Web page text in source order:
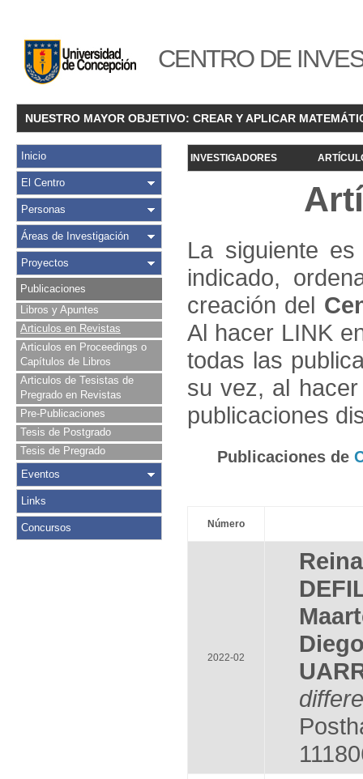
CENTRO DE
NUESTRO MAYOR OBJETIVO: CREAR Y APLICAR
Inicio
El Centro
Personas
Áreas de Investigación
Proyectos
Publicaciones
Libros y Apuntes
Articulos en Revistas
Articulos en Proceedings o
Capítulos de Libros
Articulos de Tesistas de
Pregrado en Revistas
Pre-Publicaciones
Tesis de Postgrado
Tesis de Pregrado
Eventos
Links
Concursos
INVESTIGADORES
La siguiente
indicado,
creación del
Al hacer LINK
todas las
su vez, al
publicaciones
Publicaciones de
Número
2022-02